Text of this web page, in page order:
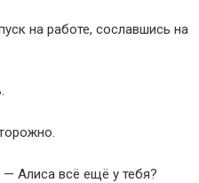
на работе, сославшись на
Алиса всё ещё у тебя?